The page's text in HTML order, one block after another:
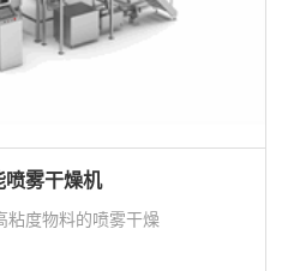
喷雾干燥机
粘度物料的喷雾干燥